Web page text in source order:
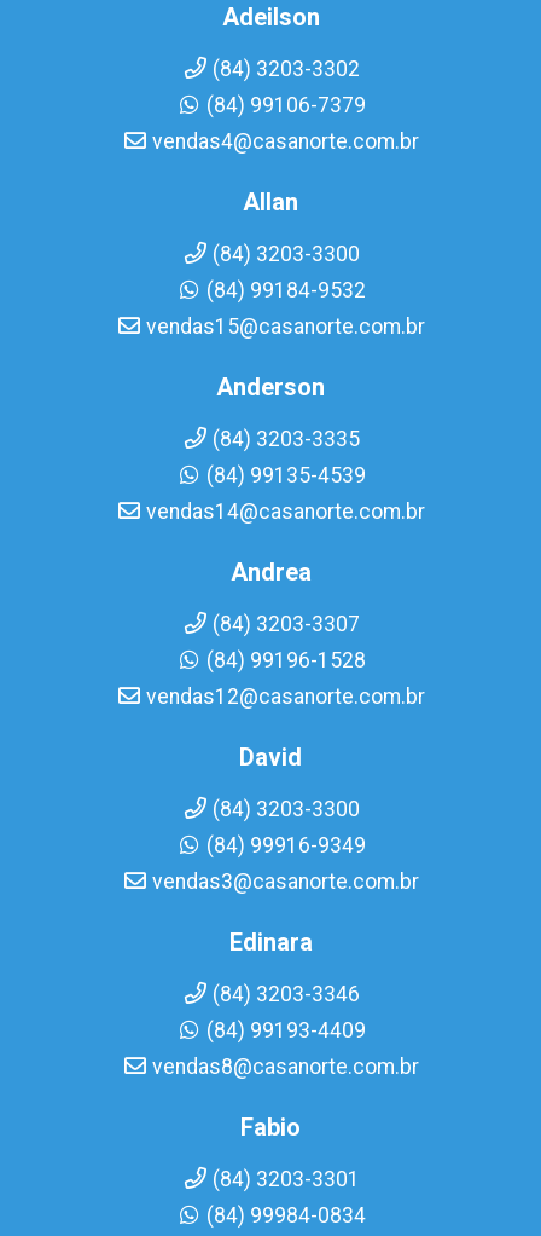
Adeilson
(84) 3203-3302
(84) 99106-7379
vendas4@casanorte.com.br
Allan
(84) 3203-3300
(84) 99184-9532
vendas15@casanorte.com.br
Anderson
(84) 3203-3335
(84) 99135-4539
vendas14@casanorte.com.br
Andrea
(84) 3203-3307
(84) 99196-1528
vendas12@casanorte.com.br
David
(84) 3203-3300
(84) 99916-9349
vendas3@casanorte.com.br
Edinara
(84) 3203-3346
(84) 99193-4409
vendas8@casanorte.com.br
Fabio
(84) 3203-3301
(84) 99984-0834